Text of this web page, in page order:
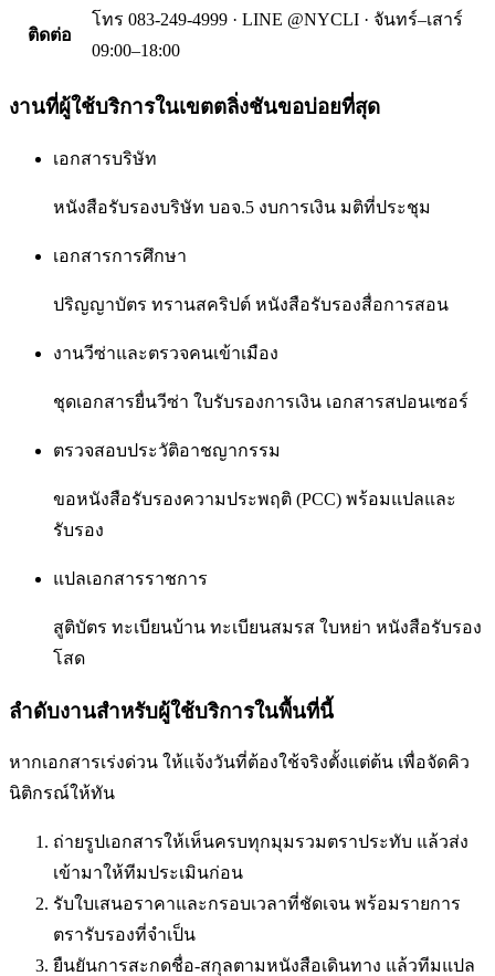
ติดต่อ
โทร 083-249-4999 · LINE @NYCLI · จันทร์–เสาร์
09:00–18:00
งานที่ผู้ใช้บริการในเขตตลิ่งชันขอบ่อยที่สุด
เอกสารบริษัท
หนังสือรับรองบริษัท บอจ.5 งบการเงิน มติที่ประชุม
เอกสารการศึกษา
ปริญญาบัตร ทรานสคริปต์ หนังสือรับรองสื่อการสอน
งานวีซ่าและตรวจคนเข้าเมือง
ชุดเอกสารยื่นวีซ่า ใบรับรองการเงิน เอกสารสปอนเซอร์
ตรวจสอบประวัติอาชญากรรม
ขอหนังสือรับรองความประพฤติ (PCC) พร้อมแปลและ
รับรอง
แปลเอกสารราชการ
สูติบัตร ทะเบียนบ้าน ทะเบียนสมรส ใบหย่า หนังสือรับรอง
โสด
ลำดับงานสำหรับผู้ใช้บริการในพื้นที่นี้
หากเอกสารเร่งด่วน ให้แจ้งวันที่ต้องใช้จริงตั้งแต่ต้น เพื่อจัดคิว
นิติกรณ์ให้ทัน
ถ่ายรูปเอกสารให้เห็นครบทุกมุมรวมตราประทับ แล้วส่ง
เข้ามาให้ทีมประเมินก่อน
รับใบเสนอราคาและกรอบเวลาที่ชัดเจน พร้อมรายการ
ตรารับรองที่จำเป็น
ยืนยันการสะกดชื่อ-สกุลตามหนังสือเดินทาง แล้วทีมแปล